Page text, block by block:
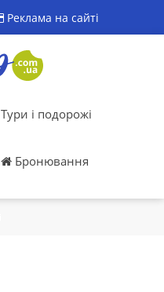
Реклама на сайті
Тури і подорожі
Бронювання